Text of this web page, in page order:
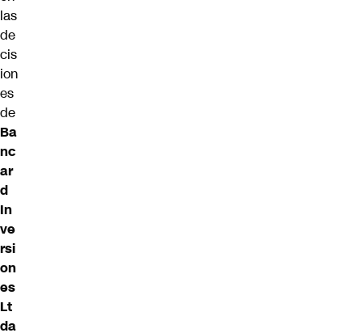
las
de
cis
ion
es
de
Ba
nc
ar
d
In
ve
rsi
on
es
Lt
da